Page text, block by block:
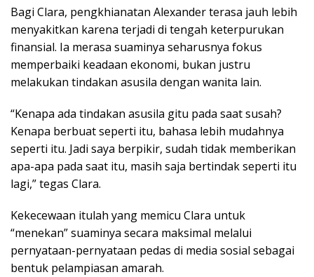
Bagi Clara, pengkhianatan Alexander terasa jauh lebih
menyakitkan karena terjadi di tengah keterpurukan
finansial. Ia merasa suaminya seharusnya fokus
memperbaiki keadaan ekonomi, bukan justru
melakukan tindakan asusila dengan wanita lain.
“Kenapa ada tindakan asusila gitu pada saat susah?
Kenapa berbuat seperti itu, bahasa lebih mudahnya
seperti itu. Jadi saya berpikir, sudah tidak memberikan
apa-apa pada saat itu, masih saja bertindak seperti itu
lagi,” tegas Clara.
Kekecewaan itulah yang memicu Clara untuk
“menekan” suaminya secara maksimal melalui
pernyataan-pernyataan pedas di media sosial sebagai
bentuk pelampiasan amarah.